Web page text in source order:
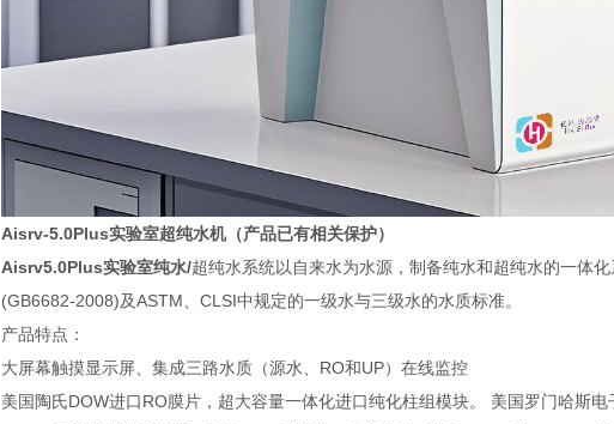
Aisrv-5.0Plus实验室超纯水机（产品已有相关保护）
Aisrv5.0Plus实验室纯水/超纯水系统以自来水为水源，制备纯水和超纯水的一体
(GB6682-2008)及ASTM、CLSI中规定的一级水与三级水的水质标准。
产品特点：
大屏幕触摸显示屏、集成三路水质（源水、RO和UP）在线监控
美国陶氏DOW进口RO膜片，超大容量一体化进口纯化柱组模块。 美国罗门哈斯